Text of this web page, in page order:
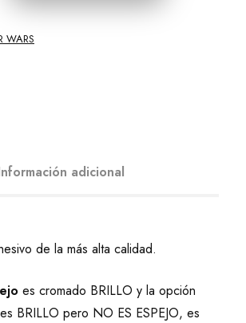
WARS
adicional
de la más alta calidad.
es cromado BRILLO y la opción
BRILLO pero NO ES ESPEJO, es